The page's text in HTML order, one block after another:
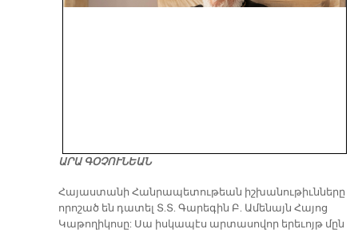
ԱՐԱ ԳՕՉՈՒՆԵԱՆ
​Հայաստանի Հանրապետութեան իշխանութիւնները
որոշած են դատել Տ.Տ. Գարեգին Բ. Ամենայն Հայոց
Կաթողիկոսը: Սա իսկապէս արտասովոր երեւոյթ մըն